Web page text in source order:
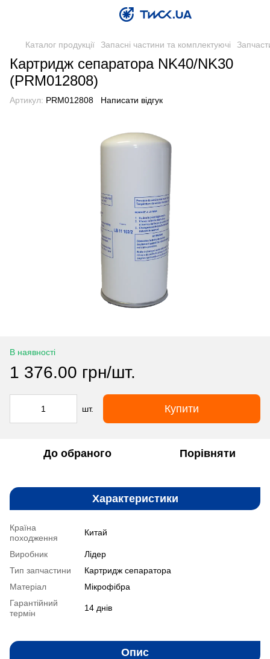
Каталог продукції Запасні частини та комплектуючі
Картридж сепаратора NK40/NK30
(PRM012808)
Артикул: PRM012808 Написати відгук
В наявності
1 376.00 грн/шт.
шт. Купити
До обраного Порівняти
Характеристики
Країна
походження
Китай
Виробник
Лідер
Тип запчастини
Картридж сепаратора
Матеріал
Мікрофібра
Гарантійний
термін
14 днів
Опис